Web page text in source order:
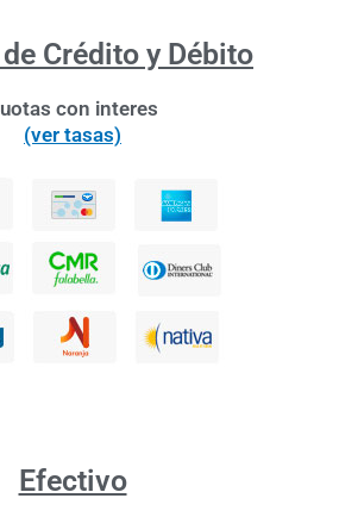
Crédito y Débito
con interes
(ver tasas)
Efectivo